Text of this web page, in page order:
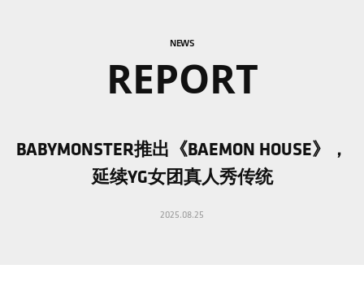
NEWS
REPORT
BABYMONSTER推出《BAEMON HOUSE》，
延续YG女团真人秀传统
2025.08.25